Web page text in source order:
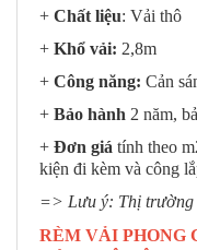
+ Chất liệu: Vải thô
+ Khổ vải: 2,8m
+ Công năng: Cản
+ Bảo hành 2 năm,
+ Đơn giá tính theo
kiện đi kèm và công
=> Lưu ý: Thị trường
RÈM VẢI PHONG